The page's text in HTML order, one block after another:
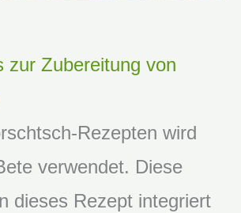
zur Zubereitung von
Rezepten wird
verwendet. Diese
dieses Rezept integriert